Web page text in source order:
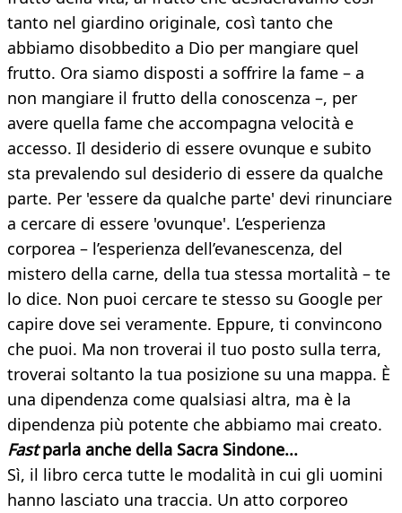
tanto nel giardino originale, così tanto che
abbiamo disobbedito a Dio per mangiare quel
frutto. Ora siamo disposti a soffrire la fame – a
non mangiare il frutto della conoscenza –, per
avere quella fame che accompagna velocità e
accesso. Il desiderio di essere ovunque e subito
sta prevalendo sul desiderio di essere da qualche
parte. Per 'essere da qualche parte' devi rinunciare
a cercare di essere 'ovunque'. L’esperienza
corporea – l’esperienza dell’evanescenza, del
mistero della carne, della tua stessa mortalità – te
lo dice. Non puoi cercare te stesso su Google per
capire dove sei veramente. Eppure, ti convincono
che puoi. Ma non troverai il tuo posto sulla terra,
troverai soltanto la tua posizione su una mappa. È
una dipendenza come qualsiasi altra, ma è la
dipendenza più potente che abbiamo mai creato.
Fast parla anche della Sacra Sindone...
Sì, il libro cerca tutte le modalità in cui gli uomini
hanno lasciato una traccia. Un atto corporeo